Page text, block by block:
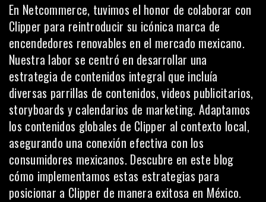
En Netcommerce, tuvimos el honor de colaborar con
Clipper para reintroducir su icónica marca de
encendedores renovables en el mercado mexicano.
Nuestra labor se centró en desarrollar una
estrategia de contenidos integral que incluía
diversas parrillas de contenidos, videos publicitarios,
storyboards y calendarios de marketing. Adaptamos
los contenidos globales de Clipper al contexto local,
asegurando una conexión efectiva con los
consumidores mexicanos. Descubre en este blog
cómo implementamos estas estrategias para
posicionar a Clipper de manera exitosa en México.